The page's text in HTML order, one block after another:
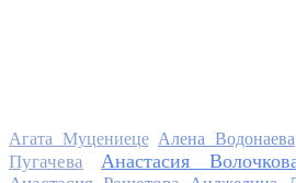
Агата Муцениеце Алена Водонаева
Пугачева
Анастасия